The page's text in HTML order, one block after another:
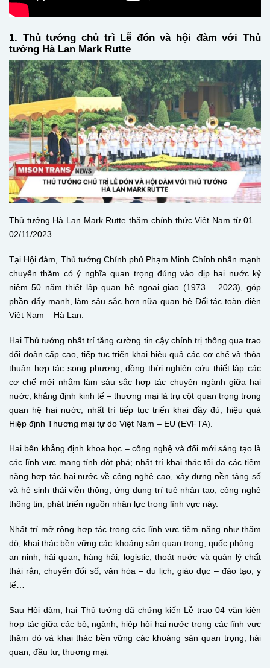
1. Thủ tướng chủ trì Lễ đón và hội đàm với Thủ
tướng Hà Lan Mark Rutte
Thủ tướng Hà Lan Mark Rutte thăm chính thức Việt Nam từ 01 –
02/11/2023.
Tại Hội đàm, Thủ tướng Chính phủ Phạm Minh Chính nhấn mạnh
chuyến thăm có ý nghĩa quan trọng đúng vào dịp hai nước kỷ
niệm 50 năm thiết lập quan hệ ngoại giao (1973 – 2023), góp
phần đẩy mạnh, làm sâu sắc hơn nữa quan hệ Đối tác toàn diện
Việt Nam – Hà Lan.
Hai Thủ tướng nhất trí tăng cường tin cậy chính trị thông qua trao
đổi đoàn cấp cao, tiếp tục triển khai hiệu quả các cơ chế và thỏa
thuận hợp tác song phương, đồng thời nghiên cứu thiết lập các
cơ chế mới nhằm làm sâu sắc hợp tác chuyên ngành giữa hai
nước; khẳng định kinh tế – thương mại là trụ cột quan trọng trong
quan hệ hai nước, nhất trí tiếp tục triển khai đầy đủ, hiệu quả
Hiệp định Thương mại tự do Việt Nam – EU (EVFTA).
Hai bên khẳng định khoa học – công nghệ và đổi mới sáng tạo là
các lĩnh vực mang tính đột phá; nhất trí khai thác tối đa các tiềm
năng hợp tác hai nước về công nghệ cao, xây dựng nền tảng số
và hệ sinh thái viễn thông, ứng dụng trí tuệ nhân tạo, công nghệ
thông tin, phát triển nguồn nhân lực trong lĩnh vực này.
Nhất trí mở rộng hợp tác trong các lĩnh vực tiềm năng như thăm
dò, khai thác bền vững các khoáng sản quan trọng; quốc phòng –
an ninh; hải quan; hàng hải; logistic; thoát nước và quản lý chất
thải rắn; chuyển đổi số, văn hóa – du lịch, giáo dục – đào tạo, y
tế…
Sau Hội đàm, hai Thủ tướng đã chứng kiến Lễ trao 04 văn kiện
hợp tác giữa các bộ, ngành, hiệp hội hai nước trong các lĩnh vực
thăm dò và khai thác bền vững các khoáng sản quan trọng, hải
quan, đầu tư, thương mại.